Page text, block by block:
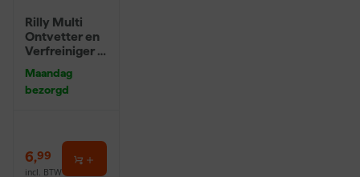
Rilly Multi
Ontvetter en
Verfreiniger –
Maandag
bezorgd
6,99
incl. BTW